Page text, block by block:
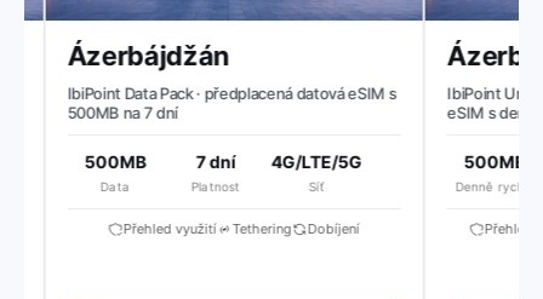
Ázerbájdžán
IbiPoint Data Pack · předplacená datová eSIM s
500MB na 7 dní
500MB
Data
7 dní
Platnost
4G/LTE/5G
Síť
Přehled využití Tethering Dobíjení
IbiPoint
eSIM s
500MB
Denně rychle
Přehled